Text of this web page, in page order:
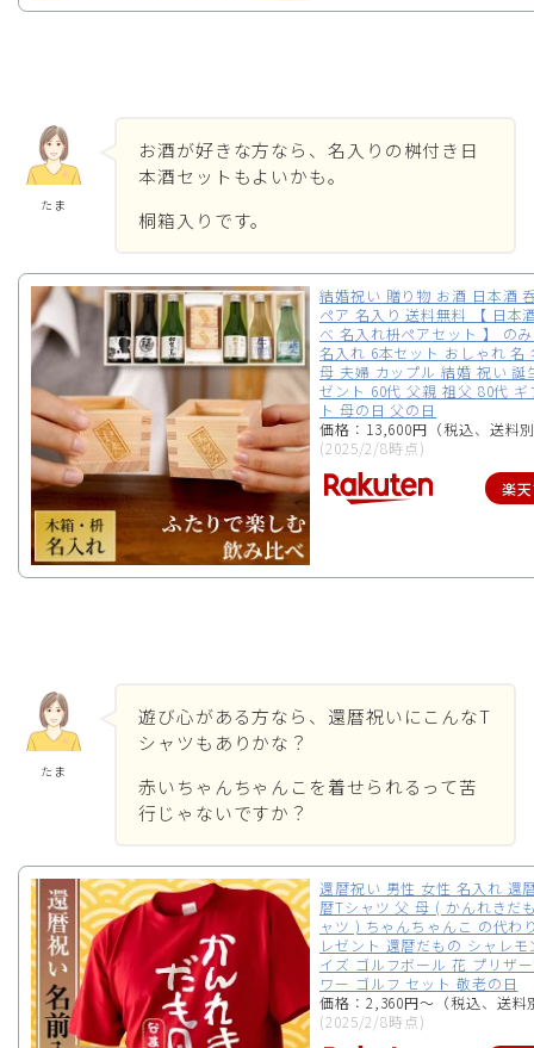
たま
お酒が好きな方なら、名入りの桝付き日
本酒セットもよいかも。
桐箱入りです。
結婚祝い 贈り物 お酒 日本酒
ペア 名入り 送料無料 【 日本
べ 名入れ枡ペアセット 】 の
名入れ 6本セット おしゃれ 名
母 夫婦 カップル 結婚 祝い 誕
ゼント 60代 父親 祖父 80代 ギ
ト 母の日 父の日
価格：13,600円（税込、送料
(2025/2/8時点)
楽
たま
遊び心がある方なら、還暦祝いにこんなT
シャツもありかな？
赤いちゃんちゃんこを着せられるって苦
行じゃないですか？
還暦祝い 男性 女性 名入れ 還
暦Tシャツ 父 母 ( かんれきだ
ャツ ) ちゃんちゃんこ の代わ
レゼント 還暦だもの シャレ
イズ ゴルフボール 花 プリザ
ワー ゴルフ セット 敬老の日
価格：2,360円～（税込、送料
(2025/2/8時点)